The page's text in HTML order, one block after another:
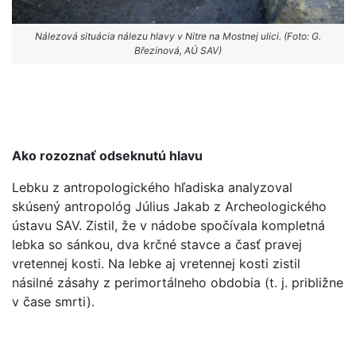
Nálezová situácia nálezu hlavy v Nitre na Mostnej ulici. (Foto: G.
Březinová, AÚ SAV)
Ako rozoznať odseknutú hlavu
Lebku z antropologického hľadiska analyzoval
skúsený antropológ Július Jakab z Archeologického
ústavu SAV. Zistil, že v nádobe spočívala kompletná
lebka so sánkou, dva krčné stavce a časť pravej
vretennej kosti. Na lebke aj vretennej kosti zistil
násilné zásahy z perimortálneho obdobia (t. j. približne
v čase smrti).